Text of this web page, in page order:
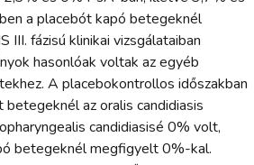
a placebót kapó betegeknél
fázisú klinikai vizsgálataiban
hasonlóak voltak az egyéb
A placebokontrollos időszakban
az oralis candidiasis
candidiasisé 0% volt,
betegeknél megfigyelt 0%-kal.